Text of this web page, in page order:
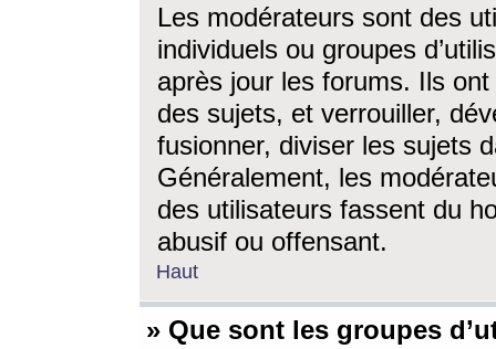
Les modérateurs sont des
individuels ou groupes
après jour les forums. Ils ont
des sujets, et verrouiller,
fusionner, diviser les sujets
Généralement, les
des utilisateurs fassent du
abusif ou offensant.
Haut
» Que sont les groupes